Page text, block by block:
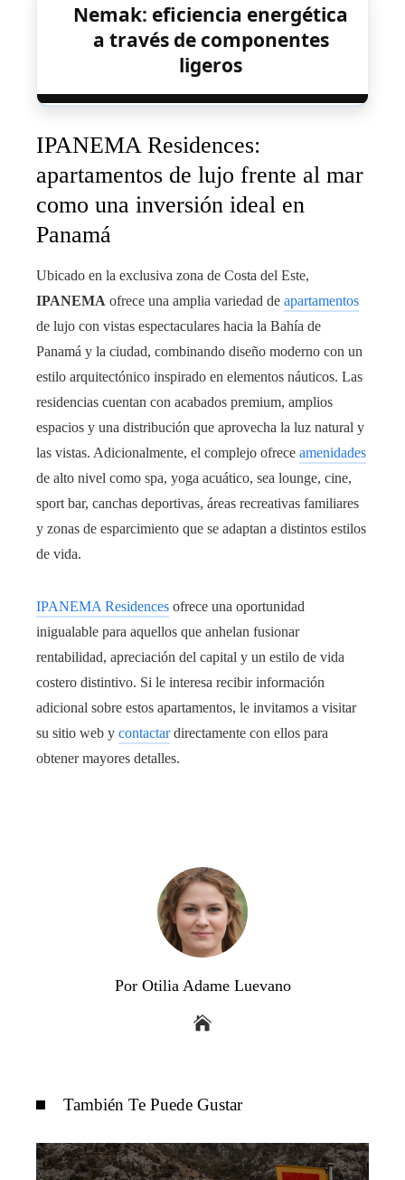
Nemak: eficiencia energética
a través de componentes
ligeros
IPANEMA Residences:
apartamentos de lujo frente al mar
como una inversión ideal en
Panamá
Ubicado en la exclusiva zona de Costa del Este,
IPANEMA ofrece una amplia variedad de apartamentos
de lujo con vistas espectaculares hacia la Bahía de
Panamá y la ciudad, combinando diseño moderno con un
estilo arquitectónico inspirado en elementos náuticos. Las
residencias cuentan con acabados premium, amplios
espacios y una distribución que aprovecha la luz natural y
las vistas. Adicionalmente, el complejo ofrece amenidades
de alto nivel como spa, yoga acuático, sea lounge, cine,
sport bar, canchas deportivas, áreas recreativas familiares
y zonas de esparcimiento que se adaptan a distintos estilos
de vida.
IPANEMA Residences ofrece una oportunidad
inigualable para aquellos que anhelan fusionar
rentabilidad, apreciación del capital y un estilo de vida
costero distintivo. Si le interesa recibir información
adicional sobre estos apartamentos, le invitamos a visitar
su sitio web y contactardirectamente con ellos para
obtener mayores detalles.
Por Otilia Adame Luevano
También Te Puede Gustar